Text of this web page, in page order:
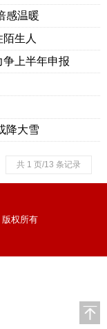
感温暖
生人
上半年申报
降大雪
共 1 页/13 条记录
权所有